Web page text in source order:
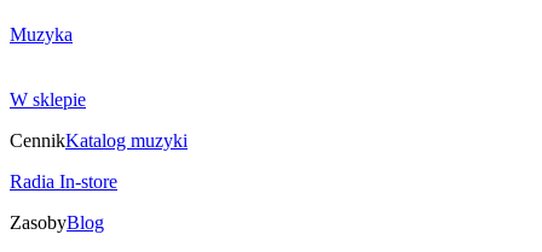
Muzyka
W sklepie
CennikKatalog muzyki
Radia In-store
ZasobyBlog